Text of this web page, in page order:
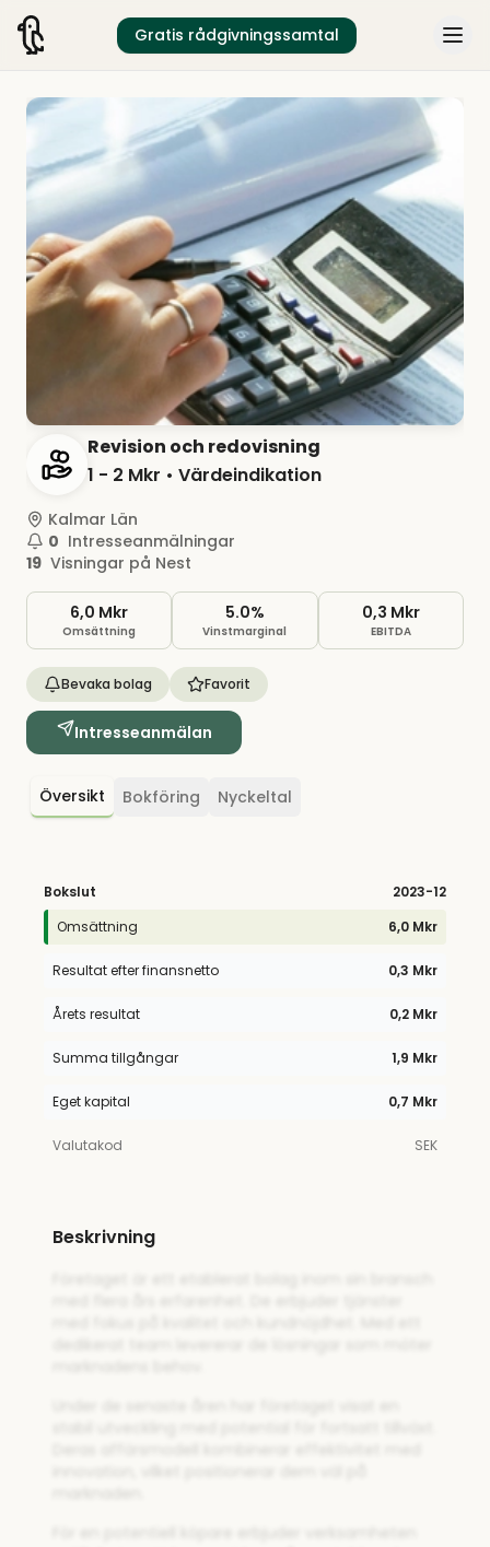
Gratis rådgivningssamtal
Revision och redovisning
1 - 2 Mkr • Värdeindikation
Kalmar Län
0 Intresseanmälningar
19 Visningar på Nest
6,0 Mkr
Omsättning
5.0%
Vinstmarginal
0,3 Mkr
EBITDA
Bevaka bolag Favorit
Intresseanmälan
Översikt Bokföring Nyckeltal
Bokslut 2023-12
Omsättning
6,0 Mkr
Resultat efter finansnetto 0,3 Mkr
Årets resultat 0,2 Mkr
Summa tillgångar 1,9 Mkr
Eget kapital 0,7 Mkr
Valutakod SEK
Beskrivning